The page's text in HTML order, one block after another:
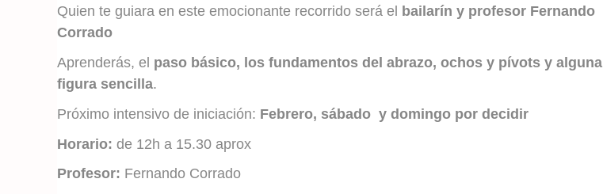
Quien te guiara en este emocionante recorrido será el
bailarín y profesor Fernando
Corrado
Aprenderás, el paso básico, los fundamentos del abrazo, ochos y pívots y alguna
figura sencilla.
Próximo intensivo de iniciación: Febrero, sábado y domingo por decidir
Horario: de 12h a 15.30 aprox
Profesor: Fernando Corrado